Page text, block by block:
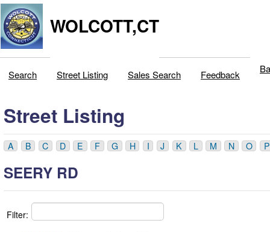
WOLCOTT,CT
Search Street Listing Sales Search Feedback
Street Listing
A B C D E F G H I J K L M N O P
SEERY RD
Filter: